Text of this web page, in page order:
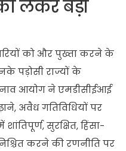
लेकर बड़ी
को और पुख्ता करने के
पड़ोसी राज्यों के
आयोग ने एमडीसीईआई
अवैध गतिविधियों पर
सुरक्षित, हिंसा-
करने की रणनीति पर